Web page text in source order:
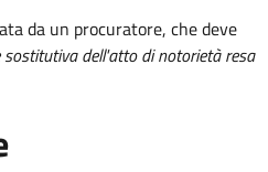
da un procuratore, che deve
sostitutiva dell'atto di notorietà resa